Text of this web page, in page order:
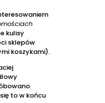
kulisy
sklepów
koszykami).
to w końcu